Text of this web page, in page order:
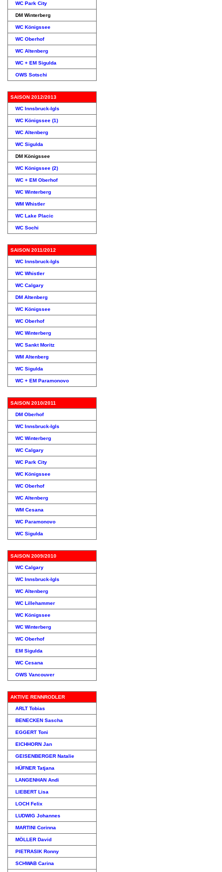
WC Park City
DM Winterberg
WC Königssee
WC Oberhof
WC Altenberg
WC + EM Sigulda
OWS Sotschi
SAISON 2012/2013
WC Innsbruck-Igls
WC Königssee (1)
WC Altenberg
WC Sigulda
DM Königssee
WC Königssee (2)
WC + EM Oberhof
WC Winterberg
WM Whistler
WC Lake Placic
WC Sochi
SAISON 2011/2012
WC Innsbruck-Igls
WC Whistler
WC Calgary
DM Altenberg
WC Königssee
WC Oberhof
WC Winterberg
WC Sankt Moritz
WM Altenberg
WC Sigulda
WC + EM Paramonovo
SAISON 2010/2011
DM Oberhof
WC Innsbruck-Igls
WC Winterberg
WC Calgary
WC Park City
WC Königssee
WC Oberhof
WC Altenberg
WM Cesana
WC Paramonovo
WC Sigulda
SAISON 2009/2010
WC Calgary
WC Innsbruck-Igls
WC Altenberg
WC Lillehammer
WC Königssee
WC Winterberg
WC Oberhof
EM Sigulda
WC Cesana
OWS Vancouver
AKTIVE RENNRODLER
ARLT Tobias
BENECKEN Sascha
EGGERT Toni
EICHHORN Jan
GEISENBERGER Natalie
HÜFNER Tatjana
LANGENHAN Andi
LIEBERT Lisa
LOCH Felix
LUDWIG Johannes
MARTINI Corinna
MÖLLER David
PIETRASIK Ronny
SCHWAB Carina